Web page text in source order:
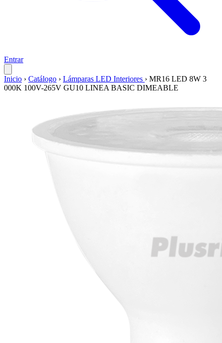
Entrar
Inicio › Catálogo › Lámparas LED Interiores › MR16 LED 8W 3
000K 100V-265V GU10 LINEA BASIC DIMEABLE